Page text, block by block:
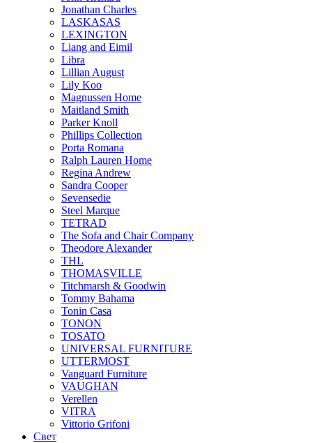
Jonathan Charles
LASKASAS
LEXINGTON
Liang and Eimil
Libra
Lillian August
Lily Koo
Magnussen Home
Maitland Smith
Parker Knoll
Phillips Collection
Porta Romana
Ralph Lauren Home
Regina Andrew
Sandra Cooper
Sevensedie
Steel Marque
TETRAD
The Sofa and Chair Company
Theodore Alexander
THL
THOMASVILLE
Titchmarsh & Goodwin
Tommy Bahama
Tonin Casa
TONON
TOSATO
UNIVERSAL FURNITURE
UTTERMOST
Vanguard Furniture
VAUGHAN
Verellen
VITRA
Vittorio Grifoni
Свет